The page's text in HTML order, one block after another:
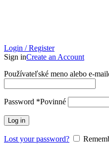
Login / Register
Sign inCreate an Account
Používateľské meno alebo e-
Password *Povinné
Log in
Lost your password?